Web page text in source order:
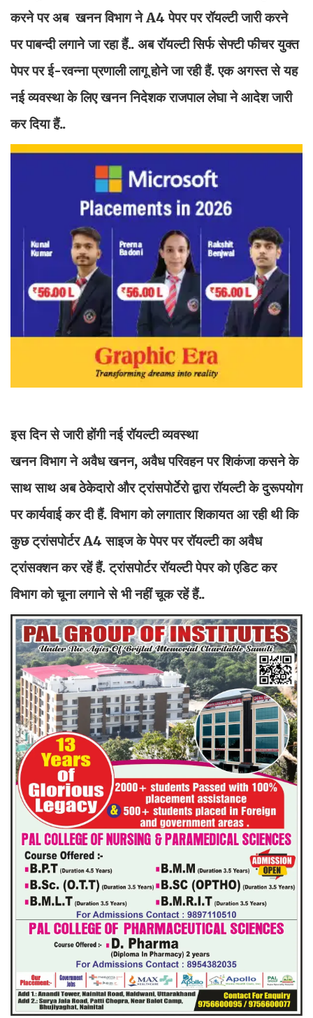
करने पर अब खनन विभाग ने A4 पेपर पर रॉयल्टी जारी करने
पर पाबन्दी लगाने जा रहा हैं.. अब रॉयल्टी सिर्फ सेफ्टी फीचर युक्त
पेपर पर ई-रवन्ना प्रणाली लागू होने जा रही हैं. एक अगस्त से यह
नई व्यवस्था के लिए खनन निदेशक राजपाल लेघा ने आदेश जारी
कर दिया हैं..
इस दिन से जारी होंगी नई रॉयल्टी व्यवस्था
खनन विभाग ने अवैध खनन, अवैध परिवहन पर शिकंजा कसने के
साथ साथ अब ठेकेदारो और ट्रांसपोर्टेरो द्वारा रॉयल्टी के दुरूपयोग
पर कार्यवाई कर दी हैं. विभाग को लगातार शिकायत आ रही थी कि
कुछ ट्रांसपोर्टर A4 साइज के पेपर पर रॉयल्टी का अवैध
ट्रांसक्शन कर रहें हैं. ट्रांसपोर्टर रॉयल्टी पेपर को एडिट कर
विभाग को चूना लगाने से भी नहीं चूक रहें हैं..